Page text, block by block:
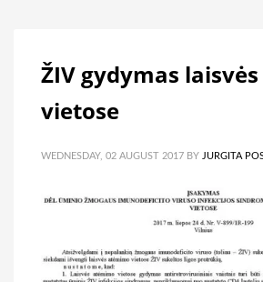
ŽIV gydymas
vietose
WEDNESDAY, 02 AUGUST 2017 BY JURGITA